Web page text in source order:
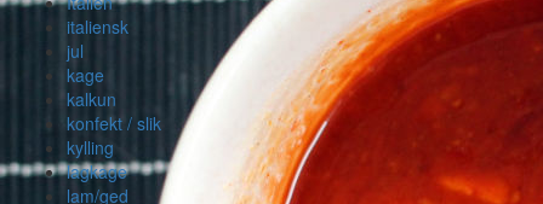
italiensk
jul
kage
kalkun
konfekt / slik
kylling
lagkage
lam/ged